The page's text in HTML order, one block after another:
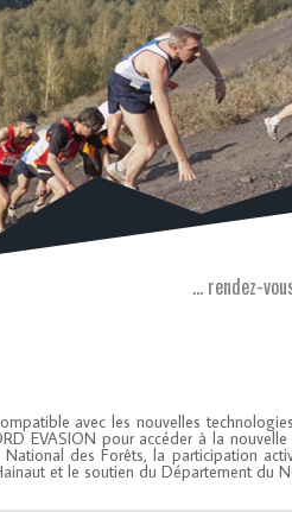
... rendez-
avec les nouvelles
EVASION pour accéder à la
National des Forêts, la participation
et le soutien du Département du